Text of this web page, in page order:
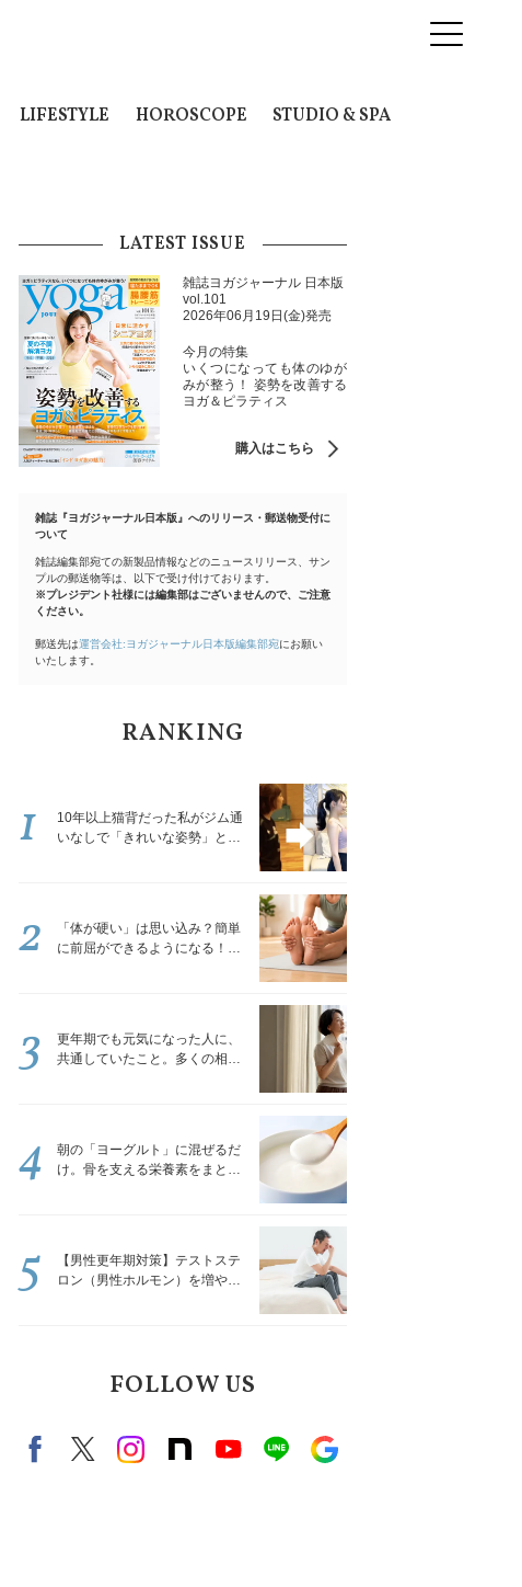
LIFESTYLE HOROSCOPE STUDIO & SPA
LATEST ISSUE
雑誌ヨガジャーナル 日本版
vol.101
2026年06月19日(金)発売
今月の特集
いくつになっても体のゆが
みが整う！ 姿勢を改善する
ヨガ＆ピラティス
購入はこちら
雑誌『ヨガジャーナル日本版』へのリリース・郵送物受付に
ついて
雑誌編集部宛ての新製品情報などのニュースリリース、サン
プルの郵送物等は、以下で受け付けております。
※プレジデント社様には編集部はございませんので、ご注意
ください。
郵送先は運営会社:ヨガジャーナル日本版編集部宛にお願い
いたします。
RANKING
10年以上猫背だった私がジム通
いなしで「きれいな姿勢」と褒
1
「体が硬い」は思い込み？簡単
に前屈ができるようになる！腿
2
更年期でも元気になった人に、
共通していたこと。多くの相談
3
朝の「ヨーグルト」に混ぜるだ
け。骨を支える栄養素をまとめ
4
【男性更年期対策】テストステ
ロン（男性ホルモン）を増やす
5
FOLLOW US
FacebookX（旧twitter）
instagram
note Youtubeline